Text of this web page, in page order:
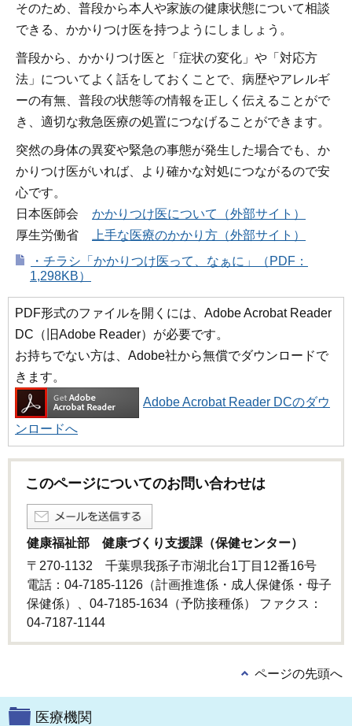
そのため、普段から本人や家族の健康状態について相談
できる、かかりつけ医を持つようにしましょう。
普段から、かかりつけ医と「症状の変化」や「対応方
法」についてよく話をしておくことで、病歴やアレルギ
ーの有無、普段の状態等の情報を正しく伝えることがで
き、適切な救急医療の処置につなげることができます。
突然の身体の異変や緊急の事態が発生した場合でも、か
かりつけ医がいれば、より確かな対処につながるので安
心です。
日本医師会 かかりつけ医について（外部サイト）
厚生労働省
上手な医療のかかり方（外部サイト）
・チラシ「かかりつけ医って、なぁに」（PDF：
1,298KB）
PDF形式のファイルを開くには、Adobe Acrobat Reader
DC（旧Adobe Reader）が必要です。
お持ちでない方は、Adobe社から無償でダウンロードで
きます。
Adobe Acrobat Reader DCのダウ
ンロードへ
このページについてのお問い合わせは
健康福祉部 健康づくり支援課（保健センター）
〒270-1132 千葉県我孫子市湖北台1丁目12番16号
電話：04-7185-1126（計画推進係・成人保健係・母子
保健係）、04-7185-1634（予防接種係） ファクス：
04-7187-1144
ページの先頭へ
医療機関